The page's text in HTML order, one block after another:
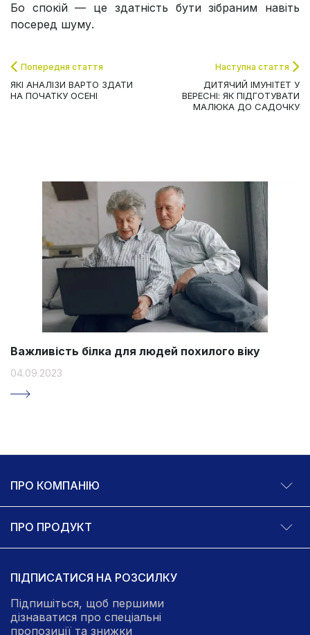
Важливість білка для людей похилого віку
04.09.2023
Бо спокій — це здатність бути зібраним навіть
посеред шуму.
Попередня стаття
ЯКІ АНАЛІЗИ ВАРТО ЗДАТИ
НА ПОЧАТКУ ОСЕНІ
Наступна стаття
ДИТЯЧИЙ ІМУНІТЕТ У
ВЕРЕСНІ: ЯК ПІДГОТУВАТИ
МАЛЮКА ДО САДОЧКУ
ПРО КОМПАНІЮ
ПРО ПРОДУКТ
ПІДПИСАТИСЯ НА РОЗСИЛКУ
Підпишіться, щоб першими
дізнаватися про спеціальні
пропозиції та знижки